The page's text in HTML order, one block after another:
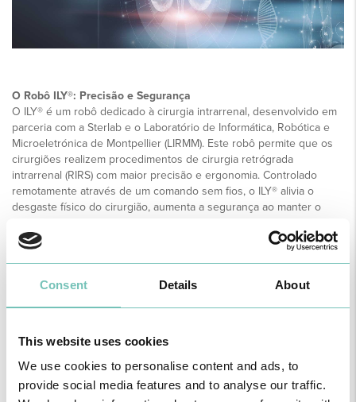
Consent Details About
This website uses cookies
We use cookies to personalise content and ads, to
provide social media features and to analyse our traffic.
O Robô ILY®: Precisão e Segurança
O ILY® é um robô dedicado à cirurgia intrarrenal, desenvolvido em
parceria com a Sterlab e o Laboratório de Informática, Robótica e
Microeletrónica de Montpellier (LIRMM). Este robô permite que os
cirurgiões realizem procedimentos de cirurgia retrógrada
intrarrenal (RIRS) com maior precisão e ergonomia. Controlado
remotamente através de um comando sem fios, o ILY® alivia o
desgaste físico do cirurgião, aumenta a segurança ao manter o
precisão dos robots para os movimentos finos realizados no
interior do rim. É assim assegurada a diminuição dos riscos e o
precisão do robô ILY® contribui significativamente para um
O Soltive™ SuperPulsed Laser: Inovação e Eficiência
significativo na tecnologia de lasers para tratamento de cálculos
renais. Utilizando tecnologia de fibra de thullium, este sistema é